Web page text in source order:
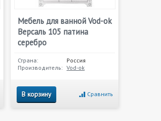
Мебель для ванной Vod-ok
Версаль 105 патина
серебро
Страна:
Россия
Производитель: Vod-ok
В корзину Сравнить